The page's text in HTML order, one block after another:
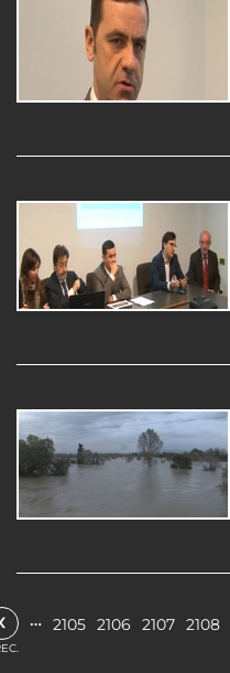
… 2105 2106 2107 2108